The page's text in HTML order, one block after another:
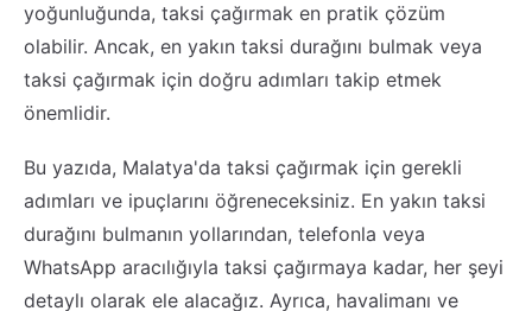
yoğunluğunda, taksi çağırmak en pratik çözüm
olabilir. Ancak, en yakın taksi durağını bulmak veya
taksi çağırmak için doğru adımları takip etmek
önemlidir.
Bu yazıda, Malatya'da taksi çağırmak için gerekli
adımları ve ipuçlarını öğreneceksiniz. En yakın taksi
durağını bulmanın yollarından, telefonla veya
WhatsApp aracılığıyla taksi çağırmaya kadar, her şeyi
detaylı olarak ele alacağız. Ayrıca, havalimanı ve